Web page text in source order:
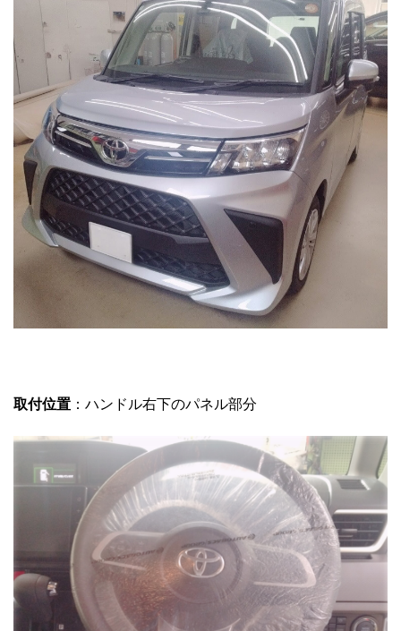
取付位置 ：ハンドル右下のパネル部分